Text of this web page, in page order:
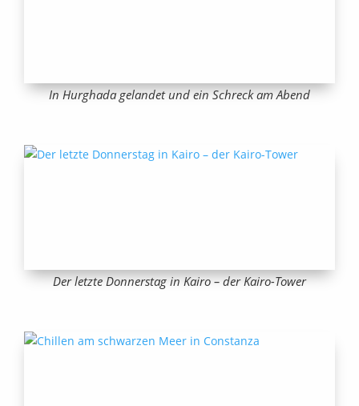
In Hurghada gelandet und ein Schreck am Abend
Der letzte Donnerstag in Kairo – der Kairo-Tower